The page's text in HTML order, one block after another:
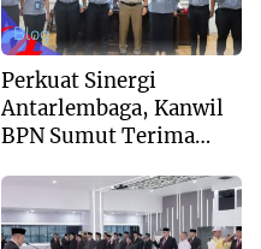
Blog
Perkuat Sinergi
Antarlembaga, Kanwil
BPN Sumut Terima
Peninggalan